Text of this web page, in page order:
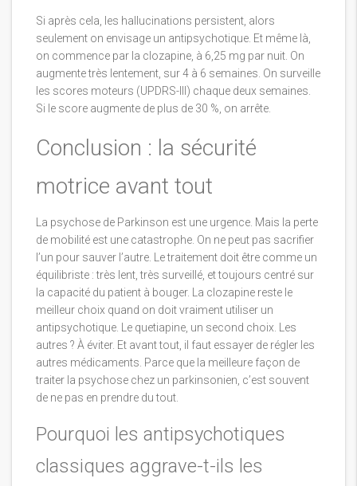
Si après cela, les hallucinations persistent, alors
seulement on envisage un antipsychotique. Et même là,
on commence par la clozapine, à 6,25 mg par nuit. On
augmente très lentement, sur 4 à 6 semaines. On surveille
les scores moteurs (UPDRS-III) chaque deux semaines.
Si le score augmente de plus de 30 %, on arrête.
Conclusion : la sécurité
motrice avant tout
La psychose de Parkinson est une urgence. Mais la perte
de mobilité est une catastrophe. On ne peut pas sacrifier
l’un pour sauver l’autre. Le traitement doit être comme un
équilibriste : très lent, très surveillé, et toujours centré sur
la capacité du patient à bouger. La clozapine reste le
meilleur choix quand on doit vraiment utiliser un
antipsychotique. Le quetiapine, un second choix. Les
autres ? À éviter. Et avant tout, il faut essayer de régler les
autres médicaments. Parce que la meilleure façon de
traiter la psychose chez un parkinsonien, c’est souvent
de ne pas en prendre du tout.
Pourquoi les antipsychotiques
classiques aggrave-t-ils les